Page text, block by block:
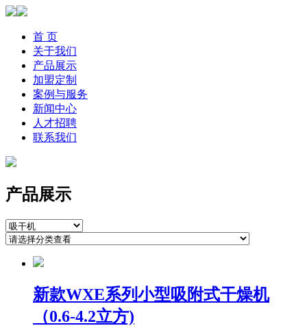
首 页
关于我们
产品展示
加盟定制
案例与服务
新闻中心
人才招聘
联系我们
产品展示
新款WXE系列小型吸附式干燥机
（0.6-4.2立方)